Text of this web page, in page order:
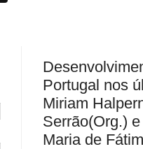
Portugal nos
Miriam
Serrão(Org.)
Maria de